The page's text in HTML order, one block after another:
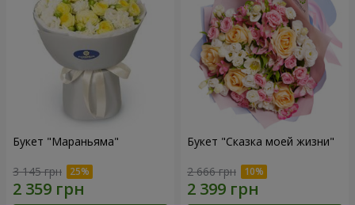
Букет "Мараньяма"
3 145 грн
Букет "Сказка моей жизни"
2 666 грн